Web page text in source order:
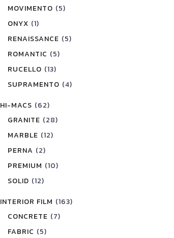
MOVIMENTO (5)
ONYX (1)
RENAISSANCE (5)
ROMANTIC (5)
RUCELLO (13)
SUPRAMENTO (4)
HI-MACS (62)
GRANITE (28)
MARBLE (12)
PERNA (2)
PREMIUM (10)
SOLID (12)
INTERIOR FILM (163)
CONCRETE (7)
FABRIC (5)